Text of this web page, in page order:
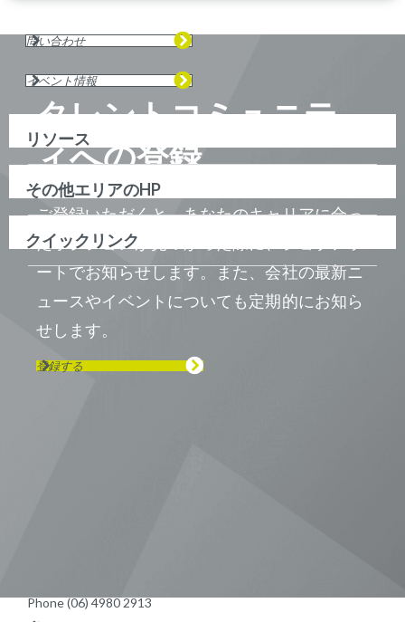
タレントコミュニテ
ィへの登録
ご登録いただくと、あなたのキャリアに合っ
たポジションが見つかった際に、ジョブアラ
ートでお知らせします。また、会社の最新ニ
ュースやイベントについても定期的にお知ら
せします。
登録する
問い合わせ
イベント情報
リソース
その他エリアのHP
クイックリンク
Phone (06) 4980 2913